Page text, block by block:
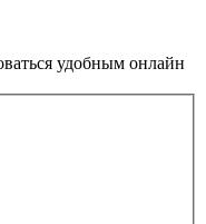
удобным онлайн